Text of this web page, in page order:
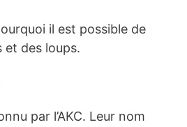
il est possible de
et des loups.
par l’AKC. Leur nom